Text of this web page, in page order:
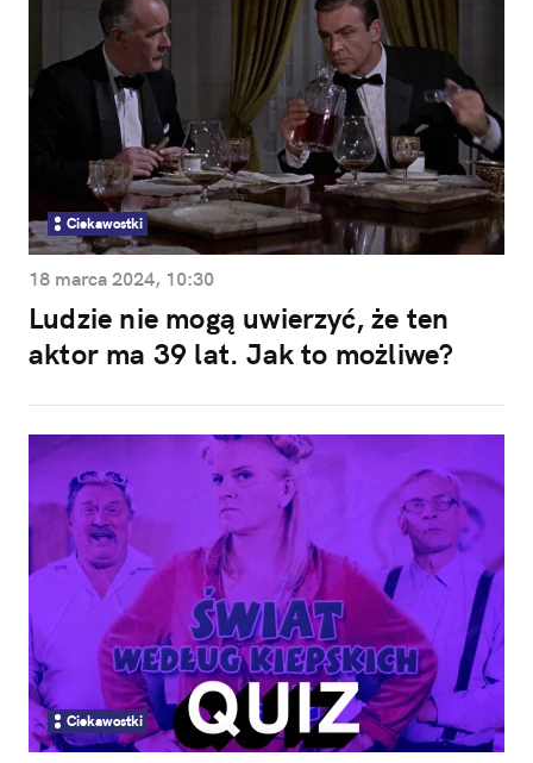
Ciekawostki
18 marca 2024, 10:30
Ludzie nie mogą uwierzyć, że ten
aktor ma 39 lat. Jak to możliwe?
Ciekawostki